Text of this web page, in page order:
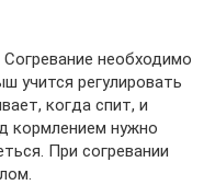
Согревание необходимо
учится регулировать
когда спит, и
кормлением нужно
При согревании